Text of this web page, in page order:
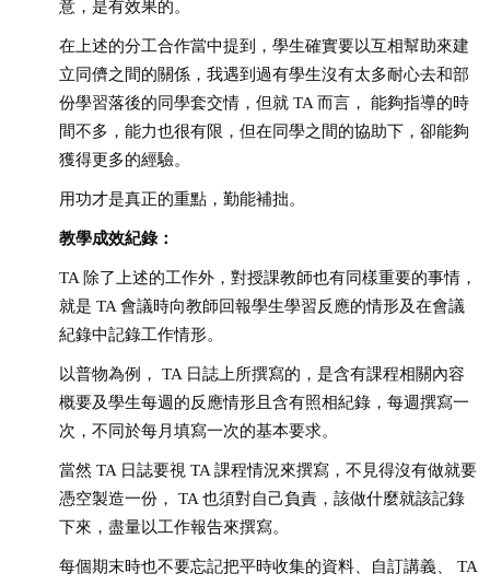
意，是有效果的。
在上述的分工合作當中提到，學生確實要以互相幫助來建
立同儕之間的關係，我遇到過有學生沒有太多耐心去和部
份學習落後的同學套交情，但就 TA 而言， 能夠指導的時
間不多，能力也很有限，但在同學之間的協助下，卻能夠
獲得更多的經驗。
用功才是真正的重點，勤能補拙。
教學成效紀錄：
TA 除了上述的工作外，對授課教師也有同樣重要的事情，
就是 TA 會議時向教師回報學生學習反應的情形及在會議
紀錄中記錄工作情形。
以普物為例， TA 日誌上所撰寫的，是含有課程相關內容
概要及學生每週的反應情形且含有照相紀錄，每週撰寫一
次，不同於每月填寫一次的基本要求。
當然 TA 日誌要視 TA 課程情況來撰寫，不見得沒有做就要
憑空製造一份， TA 也須對自己負責，該做什麼就該記錄
下來，盡量以工作報告來撰寫。
每個期末時也不要忘記把平時收集的資料、自訂講義、 TA